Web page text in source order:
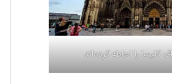
کلیسا را احاطه کرده‌اند